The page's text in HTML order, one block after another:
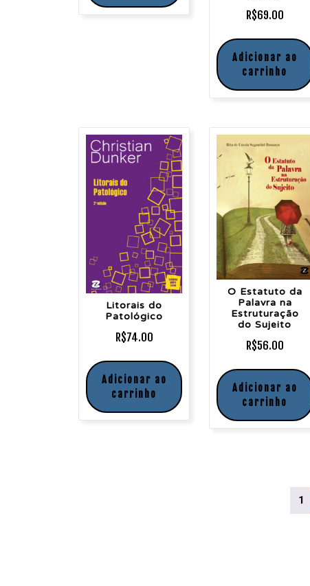
R$69.00
Adicionar ao
carrinho
Litorais do
Patológico
R$74.00
Adicionar ao
carrinho
O Estatuto da
Palavra na
Estruturação
do Sujeito
R$56.00
Adicionar ao
carrinho
1